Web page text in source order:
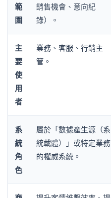
範
圍
銷售機會、意向紀
錄）。
主
要
使
用
者
業務、客服、行銷主
管。
系
統
角
色
屬於「數據產生源（系
統載體）」或特定業務
的權威系統。